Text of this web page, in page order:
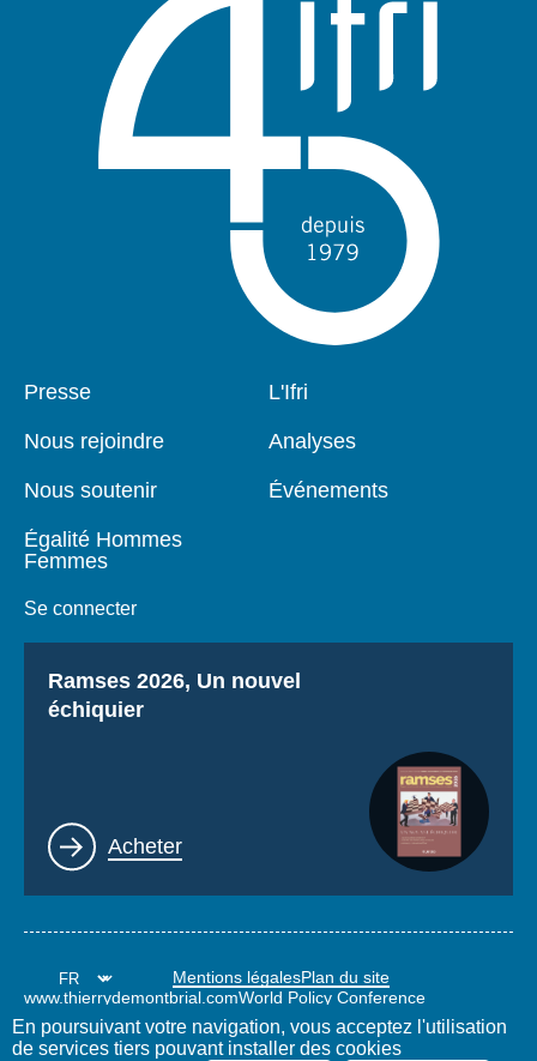
Pied
Presse
Nous rejoindre
Nous soutenir
Égalité Hommes
Femmes
Se connecter
Navigation
L'Ifri
Analyses
Événements
Titre
Ramses 2026, Un nouvel
échiquier
Lien
Acheter
Mentions légalesPlan du site
www.thierrydemontbrial.comWorld Policy Conference
En poursuivant votre navigation, vous acceptez l'utilisation
de services tiers pouvant installer des cookies